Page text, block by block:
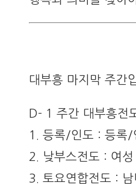
대부흥 마지막 주간
D- 1 주간 대부흥전
1. 등록/인도 : 등록/
2. 낮부스전도 : 여
3. 토요연합전도 :